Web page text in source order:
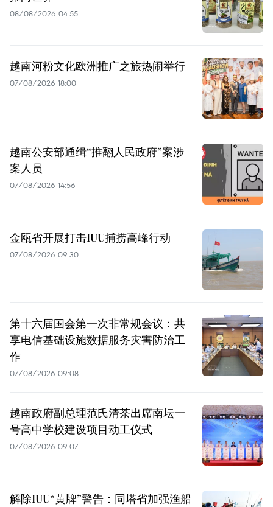
08/08/2026 04:55
越南河粉文化欧洲推广之旅热闹举行
07/08/2026 18:00
越南公安部通缉“推翻人民政府”案涉
案人员
07/08/2026 14:56
金瓯省开展打击IUU捕捞高峰行动
07/08/2026 09:30
第十六届国会第一次非常规会议：共
享电信基础设施数据服务灾害防治工
作
07/08/2026 09:08
越南政府副总理范氏清茶出席南坛一
号高中学校建设项目动工仪式
07/08/2026 09:07
解除IUU“黄牌”警告：同塔省加强渔船